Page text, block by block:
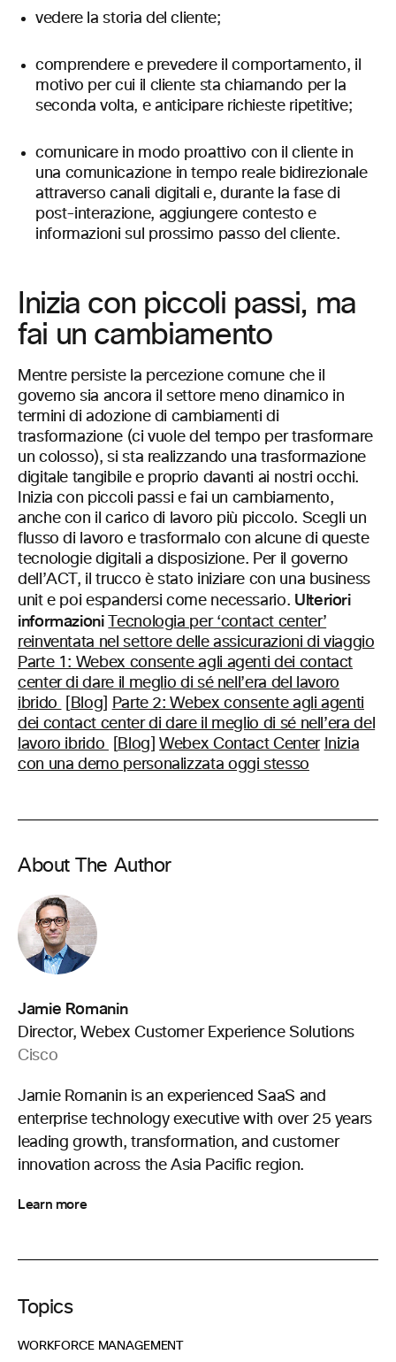
vedere la storia del cliente;
comprendere e prevedere il comportamento, il
motivo per cui il cliente sta chiamando per la
seconda volta, e anticipare richieste ripetitive;
comunicare in modo proattivo con il cliente in
una comunicazione in tempo reale bidirezionale
attraverso canali digitali e, durante la fase di
post-interazione, aggiungere contesto e
informazioni sul prossimo passo del cliente.
Inizia con piccoli passi, ma
fai un cambiamento
Mentre persiste la percezione comune che il
governo sia ancora il settore meno dinamico in
termini di adozione di cambiamenti di
trasformazione (ci vuole del tempo per trasformare
un colosso), si sta realizzando una trasformazione
digitale tangibile e proprio davanti ai nostri occhi.
Inizia con piccoli passi e fai un cambiamento,
anche con il carico di lavoro più piccolo. Scegli un
flusso di lavoro e trasformalo con alcune di queste
tecnologie digitali a disposizione. Per il governo
dell’ACT, il trucco è stato iniziare con una business
unit e poi espandersi come necessario. Ulteriori
informazioni
Tecnologia per ‘contact center’
reinventata nel settore delle assicurazioni di viaggio
Parte 1: Webex consente agli agenti dei contact
center di dare il meglio di sé nell’era del lavoro
ibrido
Blog
Parte 2: Webex consente agli agenti
dei contact center di dare il meglio di sé nell’era del
lavoro ibrido
Blog ]Webex Contact Center Inizia
con una demo personalizzata oggi stesso
About The Author
Jamie Romanin
Director, Webex Customer Experience Solutions
Cisco
Jamie Romanin is an experienced SaaS and
enterprise technology executive with over 25 years
leading growth, transformation, and customer
innovation across the Asia Pacific region.
Learn more
Topics
WORKFORCE MANAGEMENT